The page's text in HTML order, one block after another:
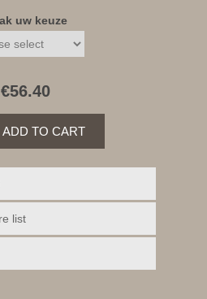
uw keuze
€56.40
ADD TO CART
list